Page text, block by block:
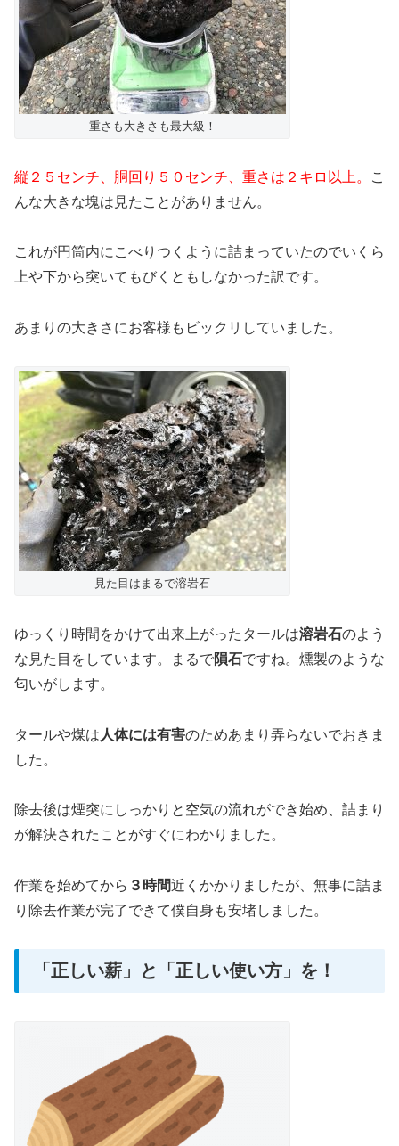
重さも大きさも最大級！
縦２５センチ、胴回り５０センチ、重さは２キロ以上。
こ
んな大きな塊は見たことがありません。
これが円筒内にこべりつくように詰まっていたのでいくら
上や下から突いてもびくともしなかった訳です。
あまりの大きさにお客様もビックリしていました。
見た目はまるで溶岩石
ゆっくり時間をかけて出来上がったタールは溶岩石のよう
な見た目をしています。まるで隕石ですね。燻製のような
匂いがします。
タールや煤は 人体には有害のためあまり弄らないでおきま
した。
除去後は煙突にしっかりと空気の流れができ始め、詰まり
が解決されたことがすぐにわかりました。
作業を始めてから ３時間近くかかりましたが、無事に詰ま
り除去作業が完了できて僕自身も安堵しました。
「正しい薪」と「正しい使い方」を！